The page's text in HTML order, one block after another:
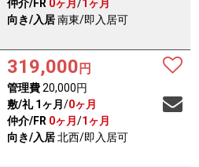
仲介/FR 0ヶ月 /1ヶ月
向き/入居南東/即入居可
319,000 円
管理費20,000円
敷/礼 1ヶ月 /0ヶ月
仲介/FR 0ヶ月 /1ヶ月
向き/入居北西/即入居可